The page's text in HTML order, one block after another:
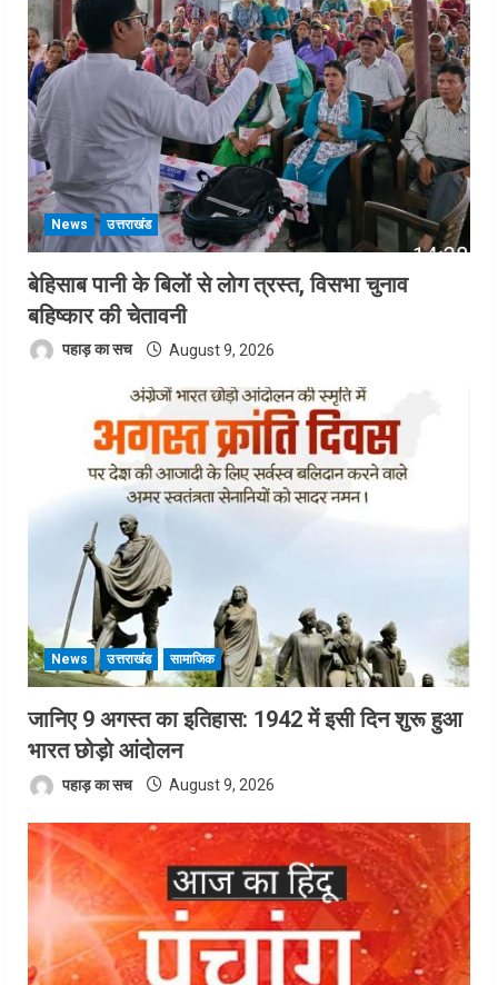
News उत्तराखंड
बेहिसाब पानी के बिलों से लोग त्रस्त, विसभा चुनाव
बहिष्कार की चेतावनी
पहाड़ का सच August 9, 2026
News उत्तराखंड सामाजिक
जानिए 9 अगस्त का इतिहास: 1942 में इसी दिन शुरू हुआ
भारत छोड़ो आंदोलन
पहाड़ का सच August 9, 2026